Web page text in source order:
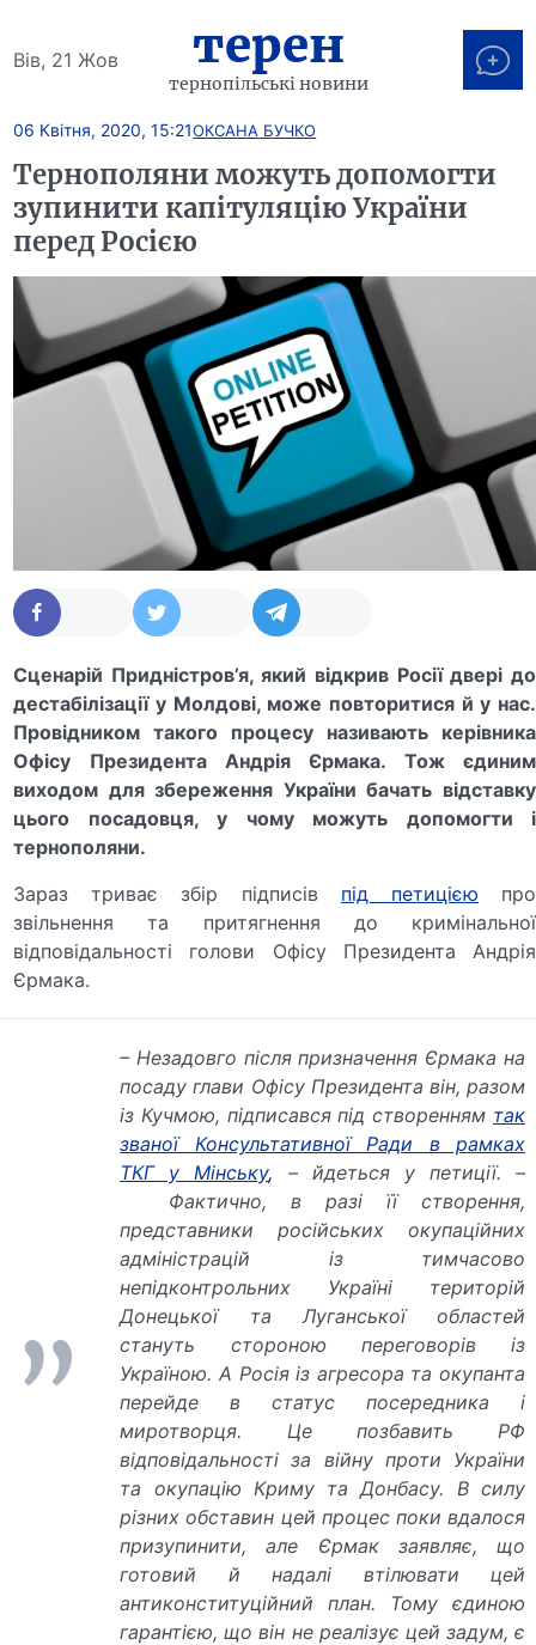
Вів, 21 Жов терен
тернопільські новини
06 Квітня, 2020, 15:21ОКСАНА БУЧКО
Тернополяни можуть допомогти
зупинити капітуляцію України
перед Росією
Сценарій Придністров’я, який відкрив Росії двері до
дестабілізації у Молдові, може повторитися й у нас.
Провідником такого процесу називають керівника
Офісу Президента Андрія Єрмака. Тож єдиним
виходом для збереження України бачать відставку
цього посадовця, у чому можуть допомогти і
тернополяни.
Зараз триває збір підписів під петицією
про
звільнення та притягнення до кримінальної
відповідальності голови Офісу Президента Андрія
Єрмака.
– Незадовго після призначення Єрмака на
посаду глави Офісу Президента він, разом
із Кучмою, підписався під створенням так
званої Консультативної Ради в рамках
ТКГ у Мінську, – йдеться у петиції. –
Фактично, в разі її створення,
представники російських окупаційних
адміністрацій із тимчасово
непідконтрольних Україні територій
Донецької та Луганської областей
стануть стороною переговорів із
Україною. А Росія із агресора та окупанта
перейде в статус посередника і
миротворця. Це позбавить РФ
відповідальності за війну проти України
та окупацію Криму та Донбасу. В силу
різних обставин цей процес поки вдалося
призупинити, але Єрмак заявляє, що
готовий й надалі втілювати цей
антиконституційний план. Тому єдиною
гарантією, що він не реалізує цей задум, є